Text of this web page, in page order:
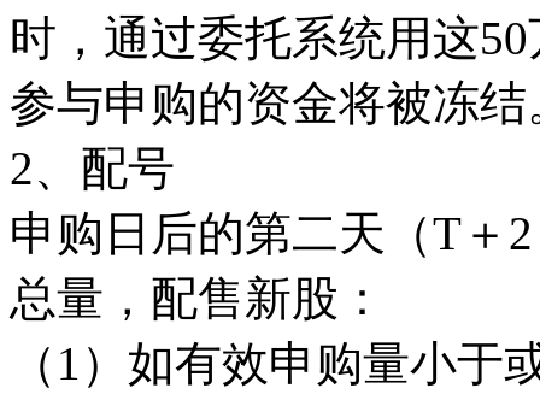
时，通过委托系统用这
参与申购的资金将被冻结
2、配号
申购日后的第二天（T＋
总量，配售新股：
（1）如有效申购量小